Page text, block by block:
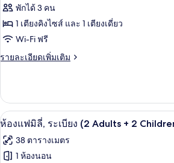
1
Child)
บาง
ส่วน
(2
Adults
1
ห้อง
ดับเบิล,
ระเบียง,
เห็น
มหาสมุทร
บาง
ส่วน
พักได้ 3 คน
1 เตียงคิงไซส์ และ 1 เตียงเดี่ยว
Wi-Fi ฟรี
รายละเอียดเพิ่มเติม
ราย
เกี่ยว
กับ
ห้อง
ระเบียง,
เห็น
เปิด
ภาพถ่าย
ทั้งหมด
มินิบาร์, ตู้
5
ห้องแฟมิลี่, ระเบียง (2 Adults + 2
38 ตารางเมตร
1 ห้องนอน